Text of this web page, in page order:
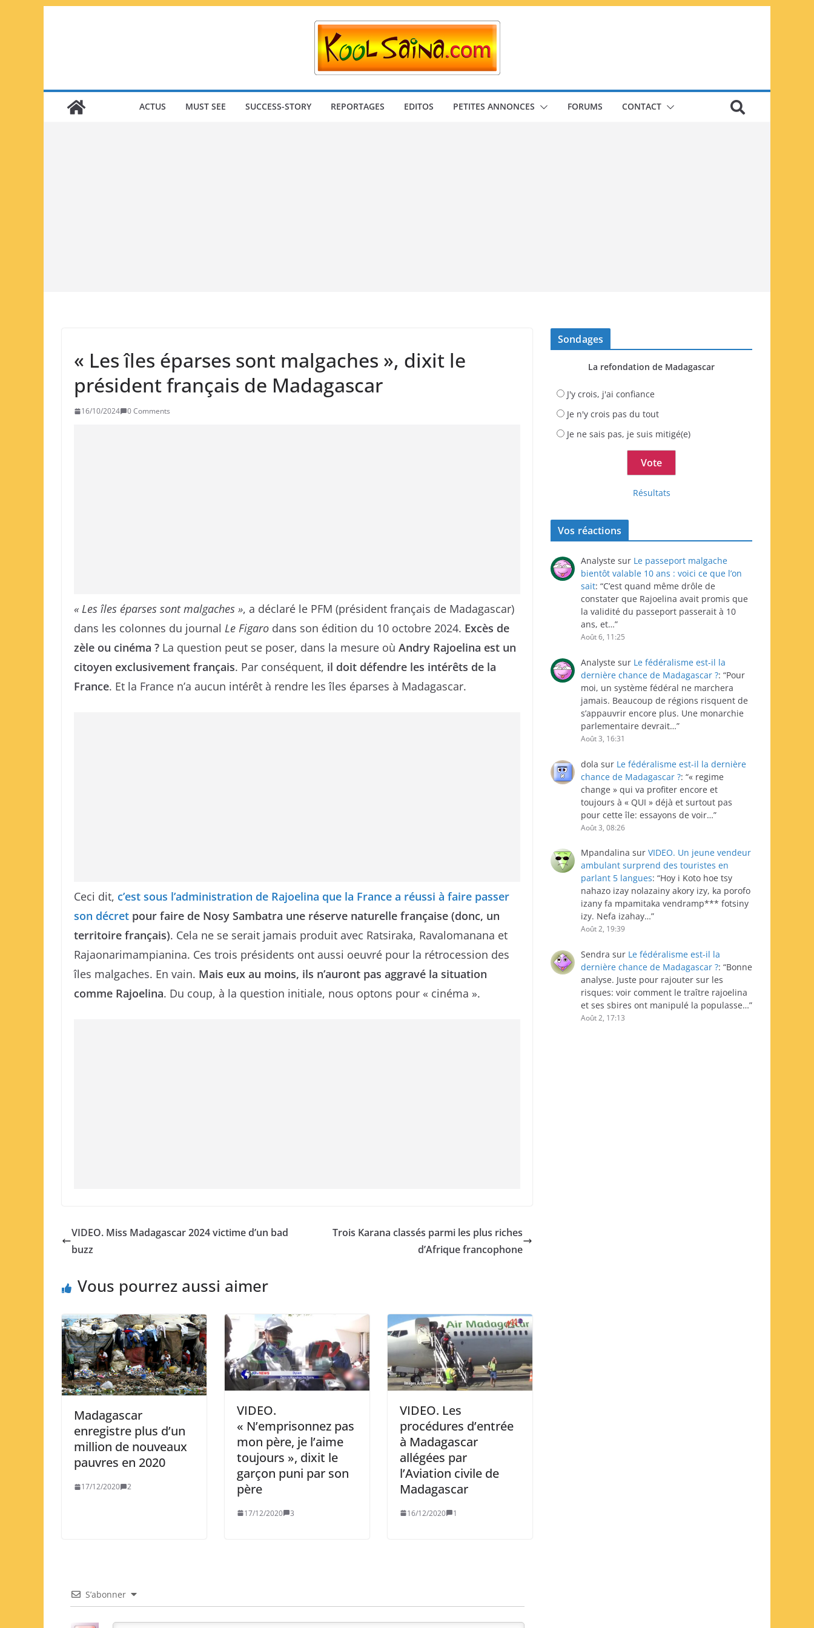
ACTUS MUST SEE SUCCESS-STORY REPORTAGES EDITOS PETITES ANNONCES FORUMS CONTACT
« Les îles éparses sont malgaches », dixit le
président français de Madagascar
16/10/2024 0 Comments
« Les îles éparses sont malgaches », a déclaré le PFM (président français de Madagascar)
dans les colonnes du journal Le Figaro dans son édition du 10 octobre 2024. Excès de
zèle ou cinéma ? La question peut se poser, dans la mesure où Andry Rajoelina est un
citoyen exclusivement français. Par conséquent, il doit défendre les intérêts de la
France. Et la France n’a aucun intérêt à rendre les îles éparses à Madagascar.
Ceci dit, c’est sous l’administration de Rajoelina que la France a réussi à faire passer
son décret pour faire de Nosy Sambatra une réserve naturelle française (donc, un
territoire français). Cela ne se serait jamais produit avec Ratsiraka, Ravalomanana et
Rajaonarimampianina. Ces trois présidents ont aussi oeuvré pour la rétrocession des
îles malgaches. En vain. Mais eux au moins, ils n’auront pas aggravé la situation
comme Rajoelina. Du coup, à la question initiale, nous optons pour « cinéma ».
VIDEO. Miss Madagascar 2024 victime d’un bad
buzz
Trois Karana classés parmi les plus riches
d’Afrique francophone
Vous pourrez aussi aimer
Madagascar
enregistre plus d’un
million de nouveaux
pauvres en 2020
17/12/2020 2
VIDEO.
« N’emprisonnez pas
mon père, je l’aime
toujours », dixit le
garçon puni par son
père
17/12/2020 3
VIDEO. Les
procédures d’entrée
à Madagascar
allégées par
l’Aviation civile de
Madagascar
16/12/2020 1
S’abonner
Sondages
La refondation de Madagascar
J'y crois, j'ai confiance
Je n'y crois pas du tout
Je ne sais pas, je suis mitigé(e)
Résultats
Vos réactions
Analyste sur Le passeport malgache
bientôt valable 10 ans : voici ce que l’on
sait: “C’est quand même drôle de
constater que Rajoelina avait promis que
la validité du passeport passerait à 10
ans, et…”
Août 6, 11:25
Analyste sur Le fédéralisme est-il la
dernière chance de Madagascar ?: “Pour
moi, un système fédéral ne marchera
jamais. Beaucoup de régions risquent de
s’appauvrir encore plus. Une monarchie
parlementaire devrait…”
Août 3, 16:31
dola sur Le fédéralisme est-il la dernière
chance de Madagascar ?: “« regime
change » qui va profiter encore et
toujours à « QUI » déjà et surtout pas
pour cette île: essayons de voir…”
Août 3, 08:26
Mpandalina sur VIDEO. Un jeune vendeur
ambulant surprend des touristes en
parlant 5 langues: “Hoy i Koto hoe tsy
nahazo izay nolazainy akory izy, ka porofo
izany fa mpamitaka vendramp*** fotsiny
izy. Nefa izahay…”
Août 2, 19:39
Sendra sur Le fédéralisme est-il la
dernière chance de Madagascar ?: “Bonne
analyse. Juste pour rajouter sur les
risques: voir comment le traître rajoelina
et ses sbires ont manipulé la populasse…”
Août 2, 17:13